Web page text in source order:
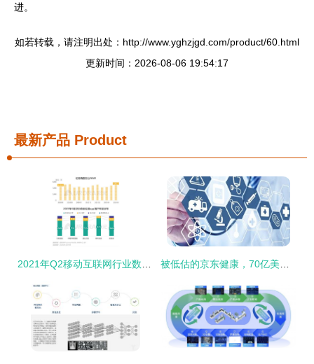
进。
如若转载，请注明出处：http://www.yghzjgd.com/product/60.html
更新时间：2026-08-06 19:54:17
最新产品 Product